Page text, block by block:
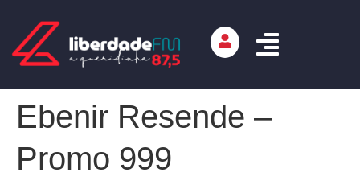
Ebenir Resende –
Promo 999